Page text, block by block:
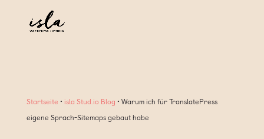
Startseite • isla Stud.io Blog • Warum ich für TranslatePress
eigene Sprach-Sitemaps gebaut habe